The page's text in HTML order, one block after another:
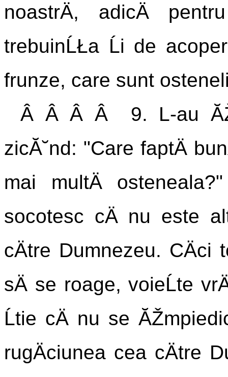
noastrÄ, adicÄ
trebuinĹŁa Ĺi de
frunze, care sunt
Â Â Â Â 9. L-au
zicĂ˘nd: "Care faptÄ
mai multÄ
socotesc cÄ nu este
cÄtre Dumnezeu.
sÄ se roage, voieĹte
Ĺtie cÄ nu se
rugÄciunea cea cÄtre